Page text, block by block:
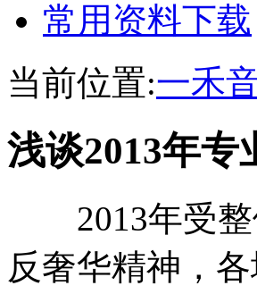
常用资料下载
当前位置:一禾
浅谈2013年专
2013年受整
反奢华精神，